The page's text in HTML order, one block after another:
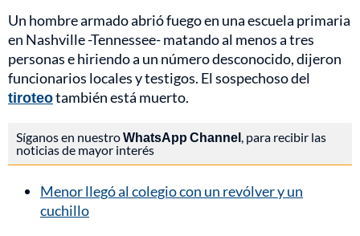
Un hombre armado abrió fuego en una escuela primaria
en Nashville -Tennessee- matando al menos a tres
personas e hiriendo a un número desconocido, dijeron
funcionarios locales y testigos. El sospechoso del
tiroteotambién está muerto.
Síganos en nuestroWhatsApp Channel, para recibir las
noticias de mayor interés
Menor llegó al colegio con un revólver y un
cuchillo